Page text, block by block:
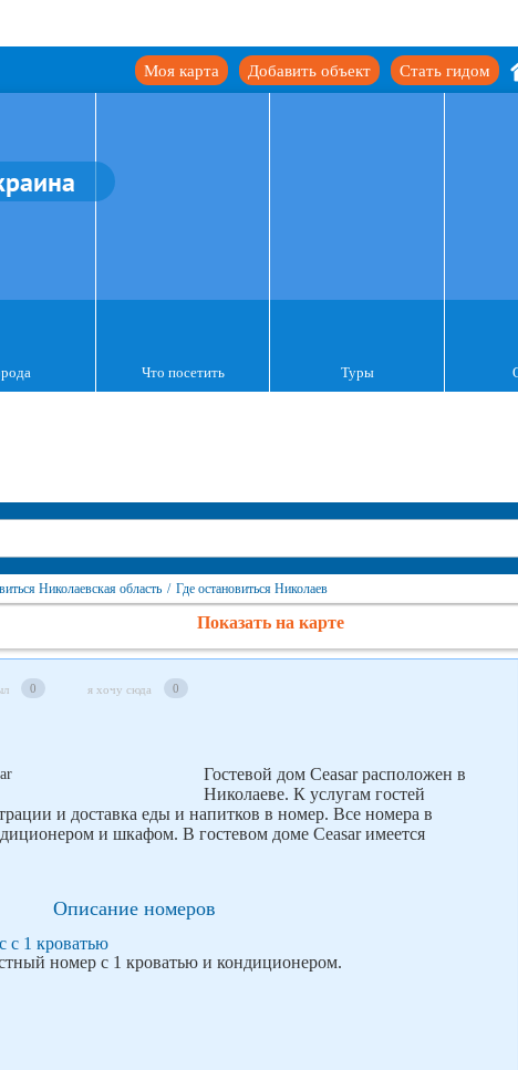
Стать гидом
Добавить объект
Моя карта
Что посетить Туры
Николаевская область / Где остановиться Николаев
Показать на карте
0 я хочу сюда 0
Гостевой дом Ceasar расположен в
Николаеве. К услугам гостей
и доставка еды и напитков в номер. Все номера в
и шкафом. В гостевом доме Ceasar имеется
Описание номеров
с 1 кроватью
номер с 1 кроватью и кондиционером.